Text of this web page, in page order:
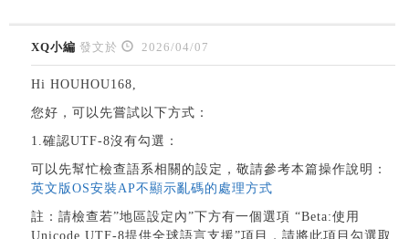
XQ小編 發文於 2026/04/07
Hi HOUHOU168,
您好，可以先嘗試以下方式：
1.確認UTF-8沒有勾選：
可以先幫忙檢查語系相關的設定，敬請參考本篇操作說明：
英文版OS安裝AP不顯示亂碼的處理方式
註：請檢查若”地區設定內”下方有一個選項 “Beta:使用
Unicode UTF-8提供全球語言支援”項目，請將此項目勾選取